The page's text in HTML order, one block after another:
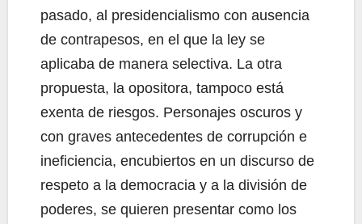
pasado, al presidencialismo con ausencia
de contrapesos, en el que la ley se
aplicaba de manera selectiva. La otra
propuesta, la opositora, tampoco está
exenta de riesgos. Personajes oscuros y
con graves antecedentes de corrupción e
ineficiencia, encubiertos en un discurso de
respeto a la democracia y a la división de
poderes, se quieren presentar como los